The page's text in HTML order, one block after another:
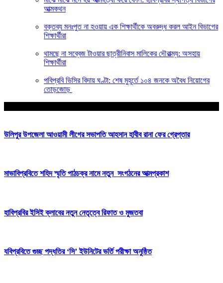
আত্মকথন
বক্তব্য মনঃপুত না হওয়ায় এক শিক্ষার্থীকে অবরুদ্ধ করল আইন বিভাগের
শিক্ষার্থীরা
থামছে না সব্বেজ টাওয়ার ছাত্রীনিবাস মালিকের দৌরাত্ম্য: অসহায়
শিক্ষার্থীরা
পবিপ্রবি ভিসির বিদায় ঘণ্টা: শেষ মুহূর্তে ১০৪ জনকে অবৈধ নিয়োগের
তোড়জোড়
উলিপুর উপজেলা আওয়ামী লীগের সভাপতি আহসান হাবীব রানা ফের গ্রেপ্তার
মাভাবিপ্রবিতে শহিদ স্মৃতি পাঠচক্র নামে নতুন সংগঠনের আত্মপ্রকাশ
হাবিপ্রবির ইসিই ক্লাবের নতুন নেতৃত্বে রিফাত ও মুজতবা
যবিপ্রবিতে গুচ্ছ পদ্ধতির ‘সি’ ইউনিটের ভর্তি পরীক্ষা অনুষ্ঠিত